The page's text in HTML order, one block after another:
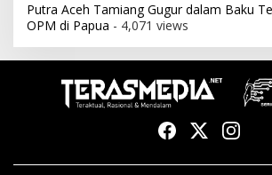
Putra Aceh Tamiang Gugur dalam Baku
OPM di Papua - 4,071 views